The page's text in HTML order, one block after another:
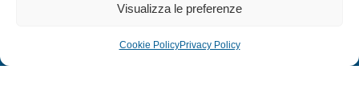
Visualizza le preferenze
Cookie PolicyPrivacy Policy
TERMINI E CONDIZIONI